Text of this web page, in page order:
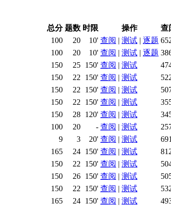
总分 题数 时限 操作 查
100 20 10' 查阅 | 测试 | 逐题
100 20 10' 查阅 | 测试 | 逐题
150 25 150' 查阅 | 测试
150 22 150' 查阅 | 测试
150 22 150' 查阅 | 测试
150 22 150' 查阅 | 测试
150 28 120' 查阅 | 测试
100 20 - 查阅 | 测试
9 3 20' 查阅 | 测试
165 24 150' 查阅 | 测试
150 22 150' 查阅 | 测试
150 26 150' 查阅 | 测试
150 22 150' 查阅 | 测试
165 24 150' 查阅 | 测试